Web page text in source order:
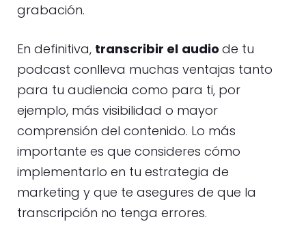
grabación.
En definitiva, transcribir el audio de tu
podcast conlleva muchas ventajas tanto
para tu audiencia como para ti, por
ejemplo, más visibilidad o mayor
comprensión del contenido. Lo más
importante es que consideres cómo
implementarlo en tu estrategia de
marketing y que te asegures de que la
transcripción no tenga errores.